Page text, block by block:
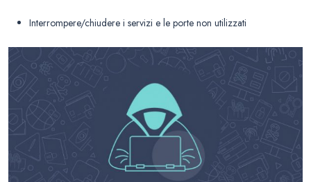
Interrompere/chiudere i servizi e le porte non utilizzati